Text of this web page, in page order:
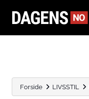
Forside LIVSSTIL